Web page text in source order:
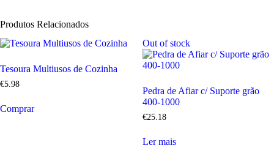
Produtos Relacionados
Tesoura Multiusos de Cozinha
€5.98
Comprar
Out of stock
Pedra de Afiar c/ Suporte grão
400-1000
€25.18
Ler mais